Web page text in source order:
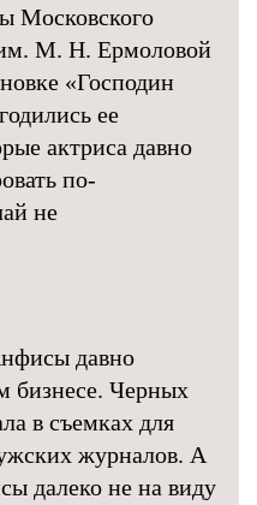
Московского
им. М. Н. Ермоловой
«Господин
ее
актриса давно
по-
не
давно
бизнесе. Черных
в съемках для
журналов. А
далеко не на виду